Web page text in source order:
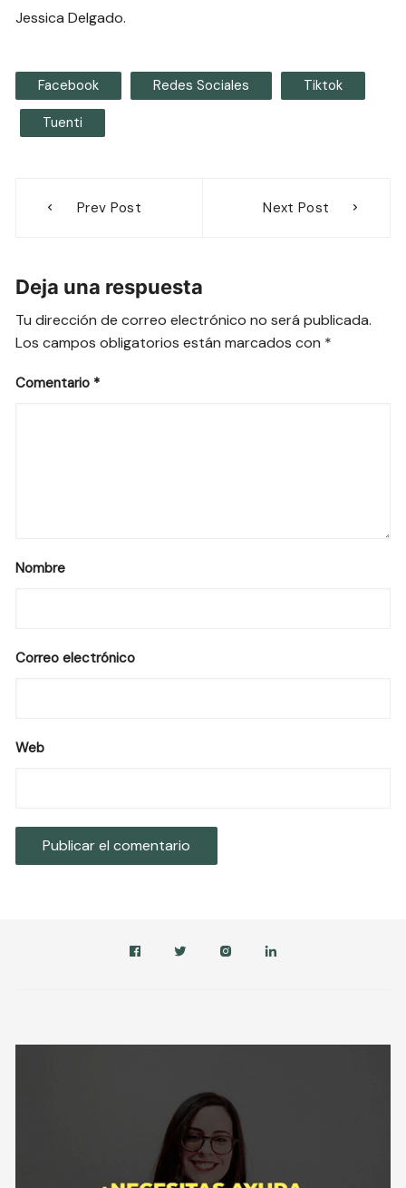
Jessica Delgado.
Facebook Redes Sociales Tiktok
Tuenti
Prev Post Next Post
Deja una respuesta
Tu dirección de correo electrónico no será publicada.
Los campos obligatorios están marcados con *
Comentario *
Nombre
Correo electrónico
Web